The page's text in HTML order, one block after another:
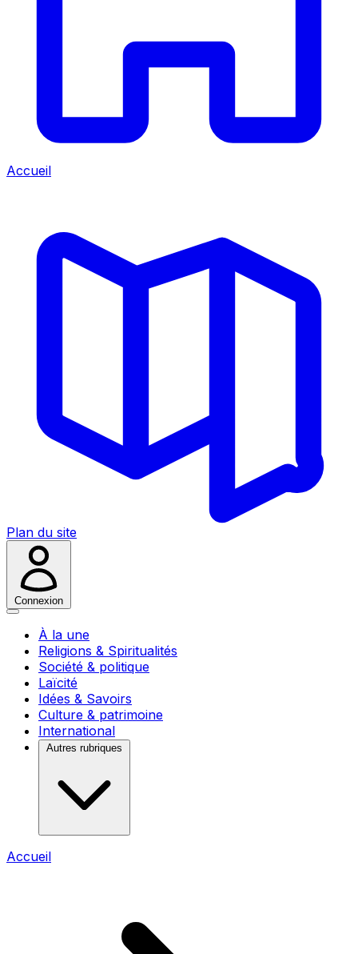
Accueil
Plan du site
Connexion
À la une
Religions & Spiritualités
Société & politique
Laïcité
Idées & Savoirs
Culture & patrimoine
International
Autres rubriques
Accueil